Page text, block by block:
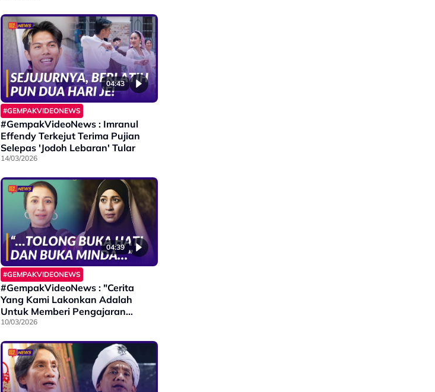
04:43
#GEMPAKVIDEONEWS
#GempakVideoNews : Imranul
Effendy Terkejut Terima Pujian
Selepas 'Jodoh Lebaran' Tular
14/03/2026
04:39
#GEMPAKVIDEONEWS
#GempakVideoNews : "Cerita
Yang Kami Lakonkan Adalah
Untuk Memberi Pengajaran
Kepada Masyarakat” - Marissa
10/03/2026